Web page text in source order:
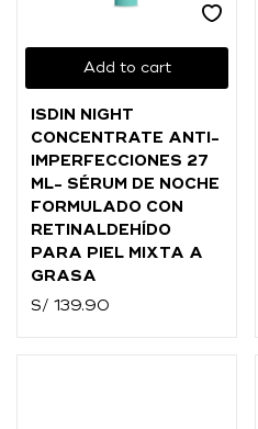
Add to cart
ISDIN NIGHT
CONCENTRATE ANTI-
IMPERFECCIONES 27
ML- SÉRUM DE NOCHE
FORMULADO CON
RETINALDEHÍDO
PARA PIEL MIXTA A
GRASA
S/ 139.90